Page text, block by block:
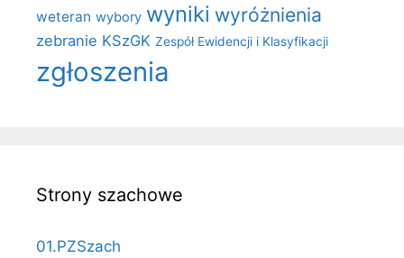
weteran wybory wyniki wyróżnienia
zebranie KSzGK Zespół Ewidencji i Klasyfikacji
zgłoszenia
Strony szachowe
01.PZSzach